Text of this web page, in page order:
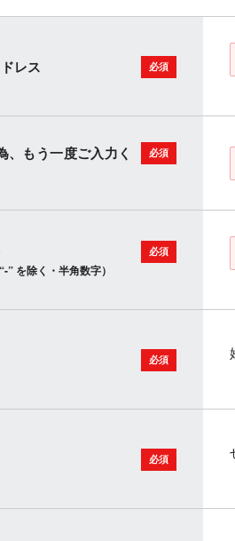
レス
、もう一度ご入力く
” を除く・半角数字）